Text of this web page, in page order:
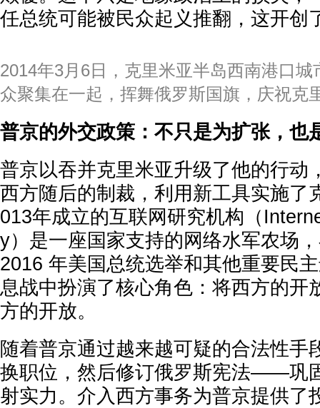
任总统可能被民众起义推翻，这开创
2014年3月6日，克里米亚半岛西南港口
众聚集在一起，挥舞俄罗斯国旗，庆祝克
普京的外交政策：不只是为扩张，也
普京以吞并克里米亚升级了他的行动
西方随后的制裁，利用新工具实施了
013年成立的互联网研究机构（
y）是一座国家支持的网络水军农场
2016 年美国总统选举和其他重要民
息战中扮演了核心角色：将西方的开
方的开放。
随着普京通过越来越可疑的合法性
换职位，然后修订俄罗斯宪法——巩
射实力。介入西方事务为普京提供了